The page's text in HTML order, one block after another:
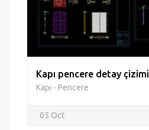
Kapı pencere detay çizimi
Kapı - Pencere
05 Oct